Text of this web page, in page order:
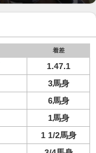
着差
1.47.1
3馬身
6馬身
1馬身
1 1/2馬身